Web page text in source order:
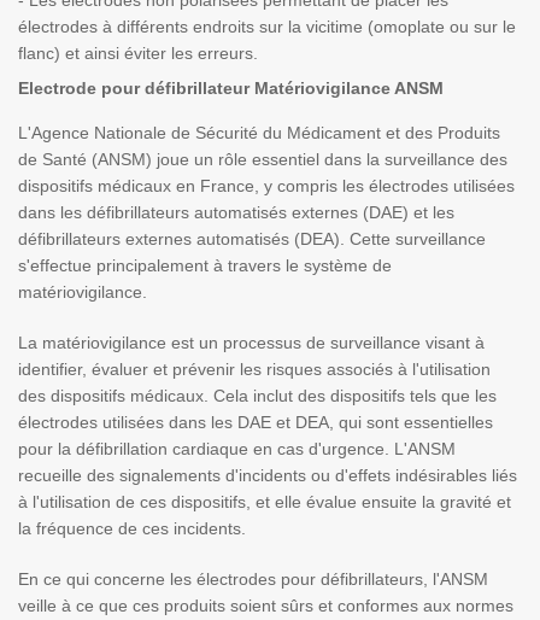
électrodes à différents endroits sur la vicitime (omoplate ou sur le
flanc) et ainsi éviter les erreurs.
Electrode pour défibrillateur Matériovigilance ANSM
L'Agence Nationale de Sécurité du Médicament et des Produits
de Santé (ANSM) joue un rôle essentiel dans la surveillance des
dispositifs médicaux en France, y compris les électrodes utilisées
dans les défibrillateurs automatisés externes (DAE) et les
défibrillateurs externes automatisés (DEA). Cette surveillance
s'effectue principalement à travers le système de
matériovigilance.
La matériovigilance est un processus de surveillance visant à
identifier, évaluer et prévenir les risques associés à l'utilisation
des dispositifs médicaux. Cela inclut des dispositifs tels que les
électrodes utilisées dans les DAE et DEA, qui sont essentielles
pour la défibrillation cardiaque en cas d'urgence. L'ANSM
recueille des signalements d'incidents ou d'effets indésirables liés
à l'utilisation de ces dispositifs, et elle évalue ensuite la gravité et
la fréquence de ces incidents.
En ce qui concerne les électrodes pour défibrillateurs, l'ANSM
veille à ce que ces produits soient sûrs et conformes aux normes